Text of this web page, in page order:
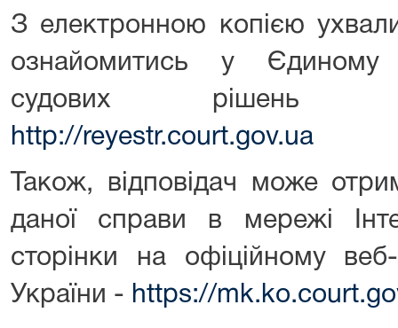
З електронною копією
ознайомитись у Єдиному
судових рішень
http://reyestr.court.gov.ua
Також, відповідач може
даної справи в мережі
сторінки на офіційному
України - https://